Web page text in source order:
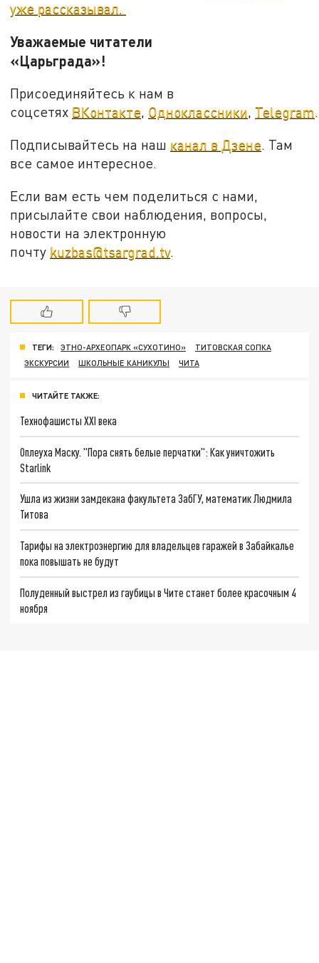
уже рассказывал.
Уважаемые читатели
«Царьграда»!
Присоединяйтесь к нам в
соцсетях ВКонтакте, Одноклассники, Telegram.
Подписывайтесь на наш канал в Дзене. Там
все самое интересное.
Если вам есть чем поделиться с нами,
присылайте свои наблюдения, вопросы,
новости на электронную
почту kuzbas@tsargrad.tv.
ТЕГИ: ЭТНО-АРХЕОПАРК «СУХОТИНО»
ТИТОВСКАЯ СОПКА
ЭКСКУРСИИ
ШКОЛЬНЫЕ КАНИКУЛЫ ЧИТА
ЧИТАЙТЕ ТАКЖЕ:
Технофашисты XXI века
Оплеуха Маску. "Пора снять белые перчатки": Как уничтожить
Starlink
Ушла из жизни замдекана факультета ЗабГУ, математик Людмила
Титова
Тарифы на электроэнергию для владельцев гаражей в Забайкалье
пока повышать не будут
Полуденный выстрел из гаубицы в Чите станет более красочным 4
ноября